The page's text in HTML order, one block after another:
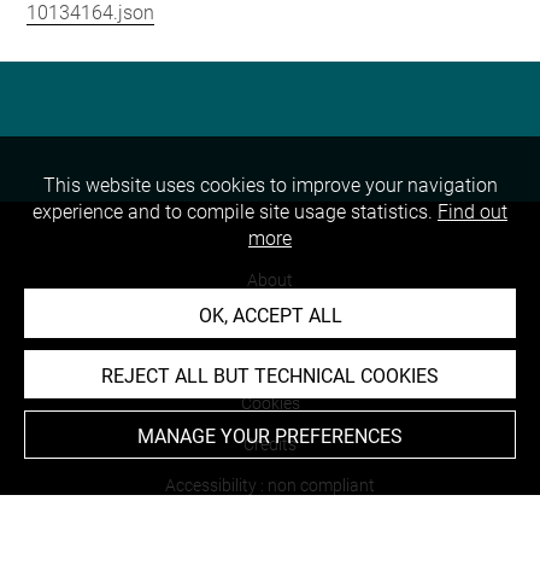
10134164.json
About
Contact Us
Cookies
Credits
Accessibility : non compliant
This website uses cookies to improve your navigation
experience and to compile site usage statistics. Find out
more
OK, ACCEPT ALL
REJECT ALL BUT TECHNICAL COOKIES
MANAGE YOUR PREFERENCES